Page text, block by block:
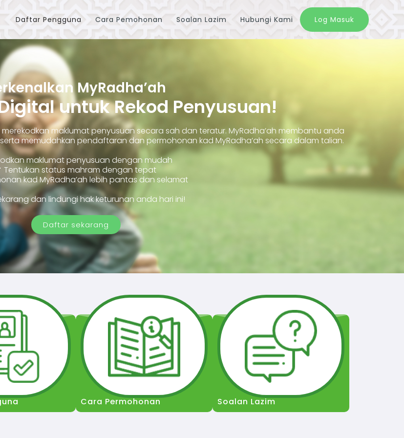
Daftar Pengguna Cara Pemohonan Soalan Lazim Hubungi Kami Log Masuk
MyRadha’ah
untuk Rekod Penyusuan!
maklumat penyusuan secara sah dan teratur. MyRadha’ah membantu anda
memudahkan pendaftaran dan permohonan kad MyRadha’ah secara dalam talian.
maklumat penyusuan dengan mudah
Tentukan status mahram dengan tepat
kad MyRadha’ah lebih pantas dan selamat
dan lindungi hak keturunan anda hari ini!
Daftar sekarang
Cara Permohonan Soalan Lazim